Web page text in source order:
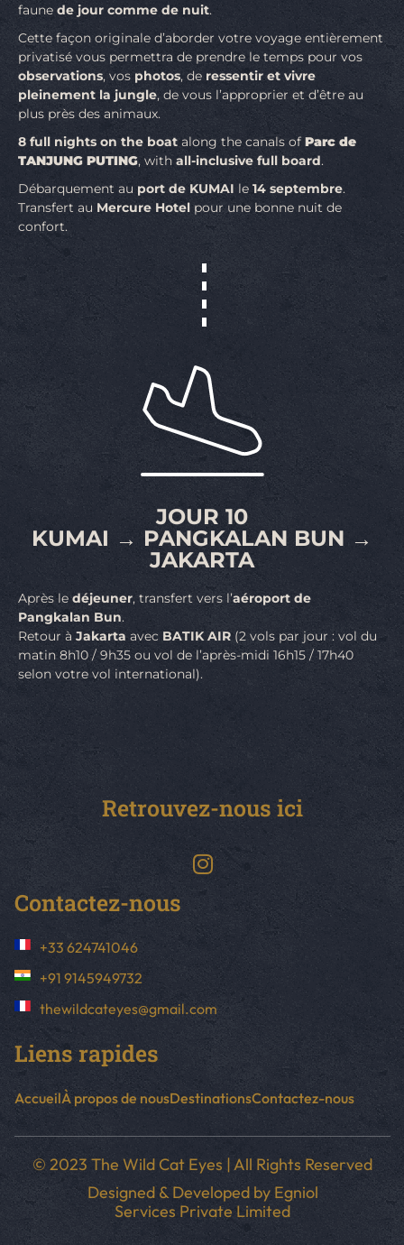
faune de jour comme de nuit.
Cette façon originale d’aborder votre voyage entièrement
privatisé vous permettra de prendre le temps pour vos
observations, vos photos, de ressentir et vivre
pleinement la jungle, de vous l’approprier et d’être au
plus près des animaux.
8 full nights on the boat along the canals ofParc de
TANJUNG PUTING, with all-inclusive full board.
Débarquement au port de KUMAI le 14 septembre.
Transfert au Mercure Hotel pour une bonne nuit de
confort.
JOUR 10
KUMAI → PANGKALAN BUN →
JAKARTA
Après le déjeuner, transfert vers l’aéroport de
Pangkalan Bun.
Retour à Jakartaavec BATIK AIR (2 vols par jour : vol du
matin 8h10 / 9h35 ou vol de l’après-midi 16h15 / 17h40
selon votre vol international).
Retrouvez-nous ici
Contactez-nous
+33 624741046
+91 9145949732
thewildcateyes@gmail.com
Liens rapides
AccueilÀ propos de nousDestinationsContactez-nous
© 2023 The Wild Cat Eyes | All Rights Reserved
Designed & Developed by Egniol
Services Private Limited